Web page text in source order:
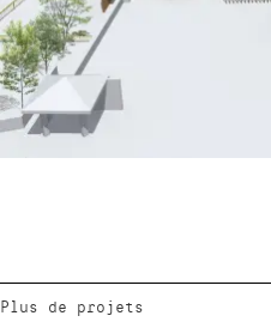
Plus de projets